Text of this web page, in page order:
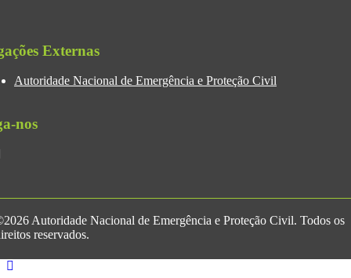
Externas
Autoridade Nacional de Emergência e Proteção Civil
nos
Autoridade Nacional de Emergência e Proteção Civil. Todos os
reservados.